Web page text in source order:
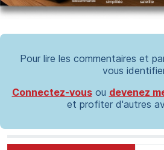
Pour lire les commentaires et
vous
Connectez-vousou devenez
et profiter d'autres